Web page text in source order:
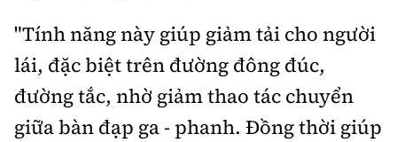
"Tính năng này giúp giảm tải cho người
lái, đặc biệt trên đường đông đúc,
đường tắc, nhờ giảm thao tác chuyển
giữa bàn đạp ga - phanh. Đồng thời giúp